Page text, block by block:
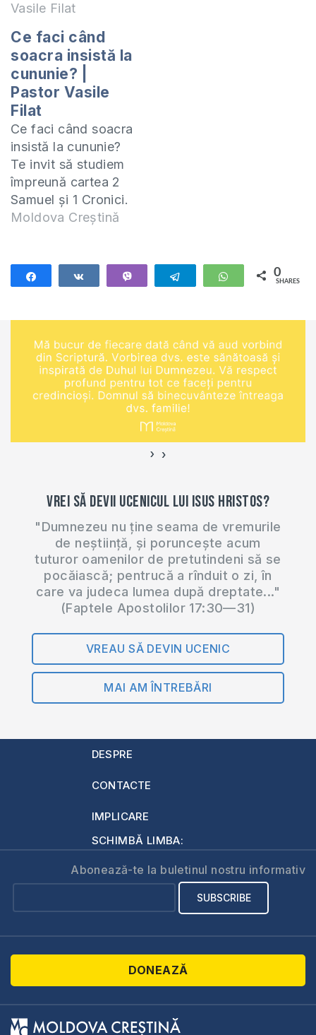
Vasile Filat
Ce faci când
soacra insistă la
cununie? |
Pastor Vasile
Filat
Ce faci când soacra
insistă la cununie?
Te invit să studiem
împreună cartea 2
Samuel și 1 Cronici.
Studiul acesta îl
de miercuri la orele
20:00. Manualul
poate fi procurat la
adresa:
https://shop.eurasiaprecept.org/produs/2-
samuel-si-1-cronici/
În format PDF:
https://shop.eurasiaprecept.org/produs/2-
pdf/ Alege de la
Moldova Creștină
Telegram WhatsApp
0
SHARES
‹ ›
Vrei să devii ucenicul lui Isus Hristos?
"Dumnezeu nu ține seama de vremurile
de neștiință, și poruncește acum
tuturor oamenilor de pretutindeni să se
pocăiască; pentrucă a rînduit o zi, în
care va judeca lumea după dreptate..."
(Faptele Apostolilor 17:30—31)
VREAU SĂ DEVIN UCENIC
MAI AM ÎNTREBĂRI
DESPRE
CONTACTE
IMPLICARE
SCHIMBĂ LIMBA:
Abonează-te la buletinul nostru informativ
DONEAZĂ